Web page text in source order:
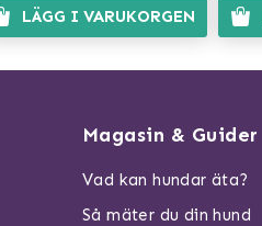
LÄGG I VARUKORGEN
Magasin & Guider
Vad kan hundar äta?
Så mäter du din hund